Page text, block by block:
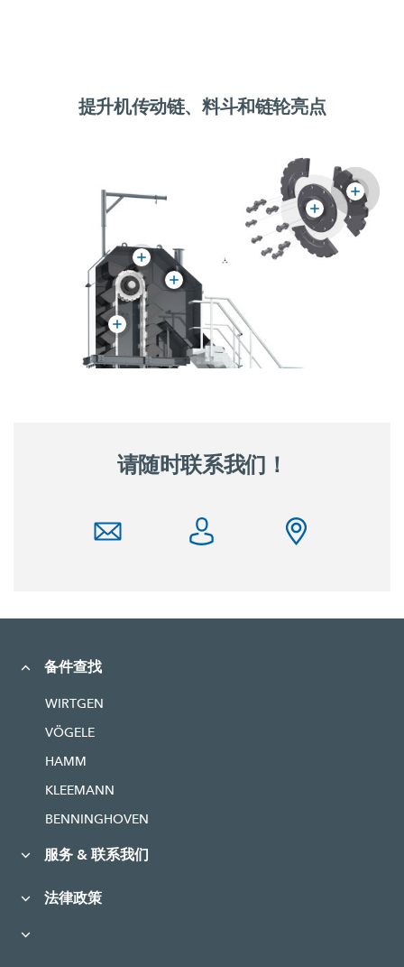
提升机传动链、料斗和链轮亮点
请随时联系我们！
备件查找
WIRTGEN
VÖGELE
HAMM
KLEEMANN
BENNINGHOVEN
服务 & 联系我们
法律政策